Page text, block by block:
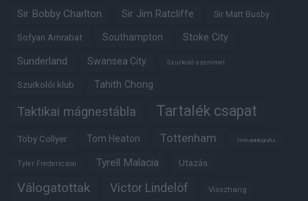
Sir Bobby Charlton Sir Jim Ratcliffe Sir Matt Busby
Sofyan Amrabat Southampton Stoke City
Sunderland Swansea City Szurkoló szemmel
Szurkolói klub Tahith Chong
Taktikai mágnestábla Tartalék csapat
Toby Collyer Tom Heaton Tottenham Trófeabibliográfia
Tyler Fredericson Tyrell Malacia Utazás
Válogatottak Victor Lindelöf Visszhang